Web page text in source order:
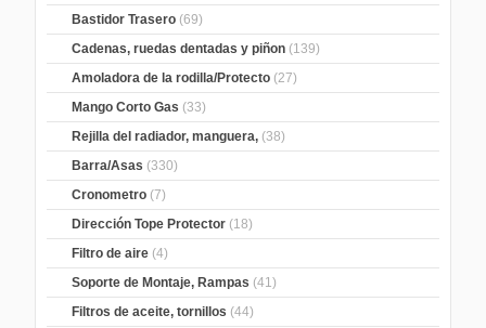
Bastidor Trasero (69)
Cadenas, ruedas dentadas y piñon (139)
Amoladora de la rodilla/Protecto (27)
Mango Corto Gas (33)
Rejilla del radiador, manguera, (38)
Barra/Asas (330)
Cronometro (7)
Dirección Tope Protector (18)
Filtro de aire (4)
Soporte de Montaje, Rampas (41)
Filtros de aceite, tornillos (44)